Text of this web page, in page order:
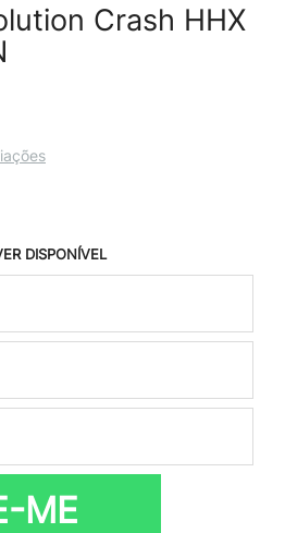
Crash HHX
DISPONÍVEL
ME